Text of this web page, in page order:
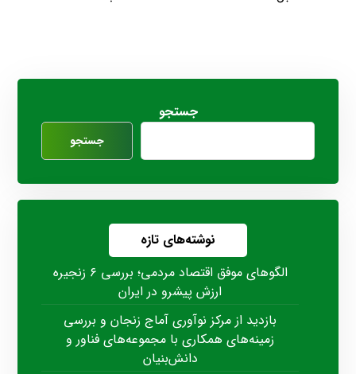
جستجو
جستجو
نوشته‌های تازه
الگوهای موفق اقتصاد مردمی؛ بررسی ۶ زنجیره
ارزش پیشرو در ایران
بازدید از مرکز نوآوری آماج زنجان و بررسی
زمینه‌های همکاری با مجموعه‌های فناور و
دانش‌بنیان